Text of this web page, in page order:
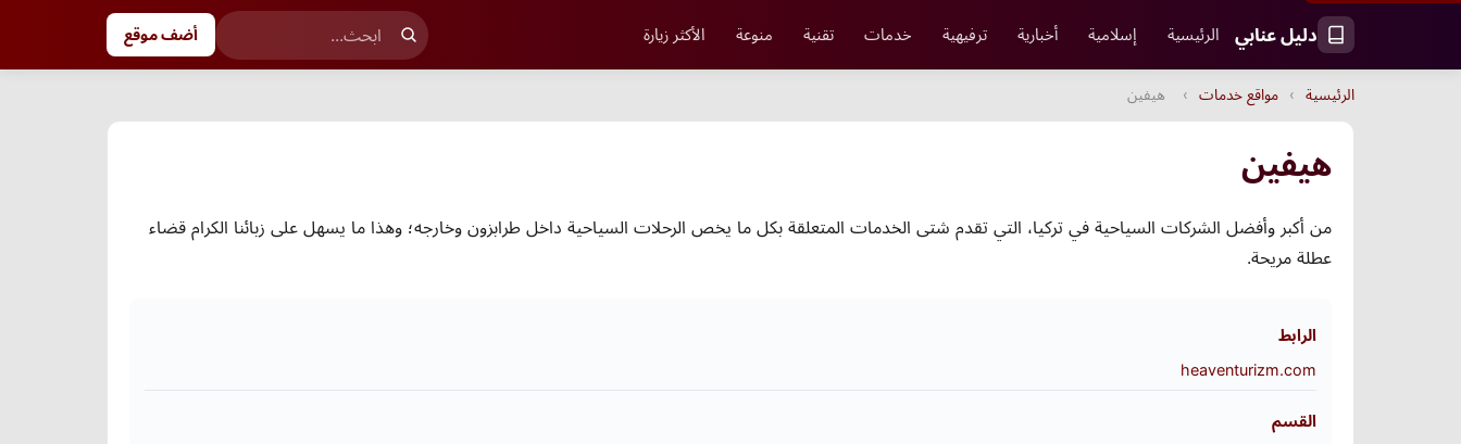
دليل عنابي الرئيسية إسلامية أخبارية ترفيهية خدمات تقنية منوعة الأكثر زيارة أضف موقع
الرئيسية › مواقع خدمات › هيفين
هيفين
من أكبر وأفضل الشركات السياحية في تركيا، التي تقدم شتى الخدمات المتعلقة بكل ما يخص الرحلات السياحية داخل طرابزون وخارجه؛ وهذا ما يسهل على زبائنا الكرام قضاء
عطلة مريحة.
الرابط
heaventurizm.com
القسم